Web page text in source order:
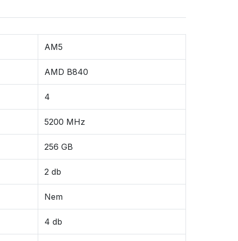
AM5
AMD B840
4
5200 MHz
256 GB
2 db
Nem
4 db